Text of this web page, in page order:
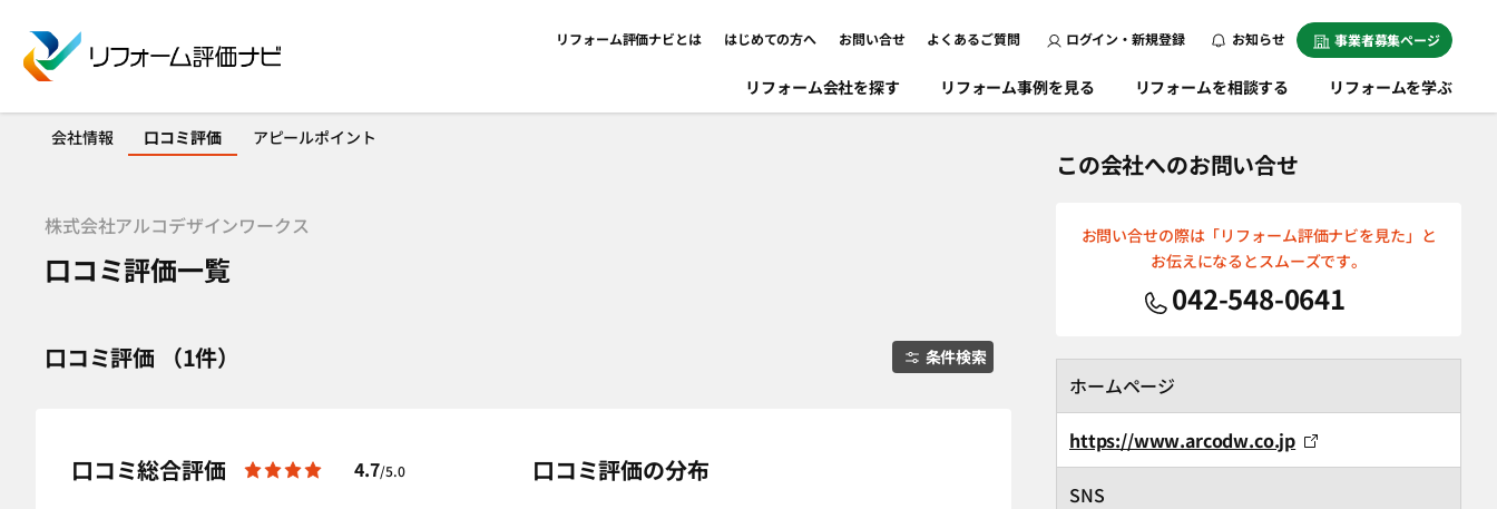
リフォーム評価ナビとは はじめての方へ お問い合せ よくあるご質問 ログイン・新規登録 お知らせ 事業者募集ページ
リフォーム会社を探す リフォーム事例を見る リフォームを相談する リフォームを学ぶ
会社情報 口コミ評価 アピールポイント
株式会社アルコデザインワークス
口コミ評価一覧
口コミ評価 （1件） 条件検索
口コミ総合評価 4.7/5.0 口コミ評価の分布
この会社へのお問い合せ
お問い合せの際は「リフォーム評価ナビを見た」と
お伝えになるとスムーズです。
042-548-0641
ホームページ
https://www.arcodw.co.jp
SNS